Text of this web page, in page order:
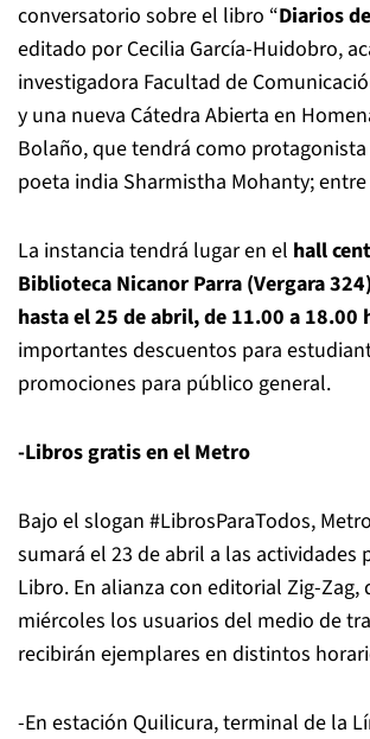
conversatorio sobre el libro “Diarios
editado por Cecilia García-Huidobro,
investigadora Facultad de
y una nueva Cátedra Abierta en
Bolaño, que tendrá como
poeta india Sharmistha Mohanty;
La instancia tendrá lugar en el hall
Biblioteca Nicanor Parra (Vergara
hasta el 25 de abril, de 11.00 a 18.00
importantes descuentos para
promociones para público general.
-Libros gratis en el Metro
Bajo el slogan #LibrosParaTodos,
sumará el 23 de abril a las actividades
Libro. En alianza con editorial Zig-Zag,
miércoles los usuarios del medio de
recibirán ejemplares en distintos
-En estación Quilicura, terminal de la